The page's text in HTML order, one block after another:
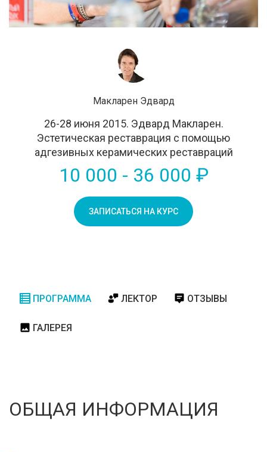
Макларен Эдвард
26-28 июня 2015. Эдвард Макларен.
Эстетическая реставрация с помощью
адгезивных керамических реставраций
10 000 - 36 000 ₽
ЗАПИСАТЬСЯ НА КУРС
ПРОГРАММА ЛЕКТОР ОТЗЫВЫ
ГАЛЕРЕЯ
ОБЩАЯ ИНФОРМАЦИЯ